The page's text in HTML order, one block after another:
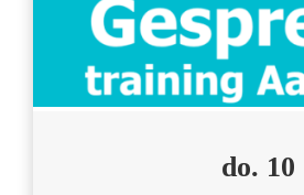
do. 10